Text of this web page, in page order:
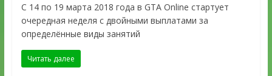
С 14 по 19 марта 2018 года в GTA Online стартует
очередная неделя с двойными выплатами за
определённые виды занятий
Читать далее